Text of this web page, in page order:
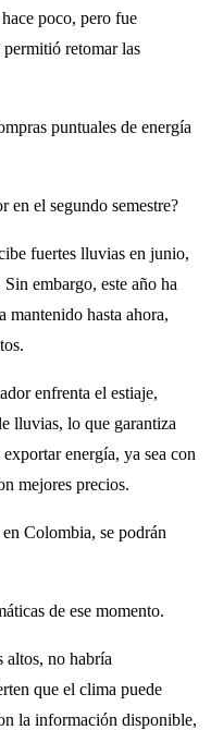
poco, pero fue
permitió retomar las
puntuales de energía
en el segundo semestre?
fuertes lluvias en junio,
embargo, este año ha
hasta ahora,
enfrenta el estiaje,
lluvias, lo que garantiza
energía, ya sea con
mejores precios.
Colombia, se podrán
de ese momento.
altos, no habría
que el clima puede
la información disponible,